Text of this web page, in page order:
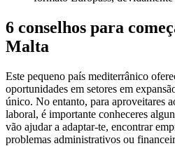
6 conselhos para
Malta
Este pequeno país mediterrânico
oportunidades em setores em
único. No entanto, para aproveitares
laboral, é importante conheceres
vão ajudar a adaptar-te, encontrar
problemas administrativos ou